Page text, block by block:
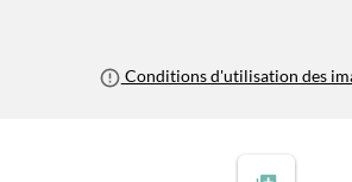
Conditions d'utilisation des